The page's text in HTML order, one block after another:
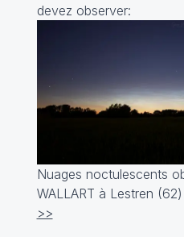
devez observer:
Nuages noctulescents
WALLART à Lestren
>>